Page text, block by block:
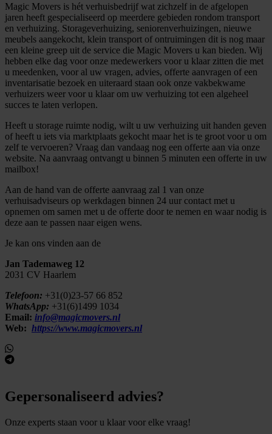
Magic Movers is hét verhuisbedrijf wat zichzelf in de afgelopen
jaren heeft gespecialiseerd op meerdere gebieden rondom transport
en verhuizing. Storageverhuizing, seniorenverhuizingen, nieuwe
meubels aangekocht, klein transport of ontruimingen dit is nog maar
een kleine greep uit de service die Magic Movers u kan bieden. Wij
hebben elke dag voor onze medewerkers voor u klaar zitten die met
u meedenken, voor al uw vragen, advies, offerte aanvragen of een
inventarisatie bezoek en uiteraard staan ook onze vakbekwame
verhuizers weer voor u klaar om uw verhuizing tot een algeheel
succes te laten verlopen.
Heeft u storage ruimte nodig, wilt u uw verhuizing uit handen geven
of heeft u iets via marktplaats gekocht maar het is te groot voor u om
zelf te vervoeren? Vraag dan vandaag nog een offerte aan via onze
website. Na aanvraag ontvangt u binnen 5 minuten een offerte in uw
mailbox!
Aan de hand van de offerte aanvraag zal 1 van onze
verhuisadviseurs op werkdagen binnen 24 uur contact met u
opnemen om samen met u de offerte door te nemen en waar nodig is
deze aan te passen naar eigen wens.
Je kan ons vinden aan de
Jan Tademaweg 12
2031 CV Haarlem
Telefoon: +31(0)23-57 66 852
WhatsApp: +31(6)1499 1034
Email: info@magicmovers.nl
Web: https://www.magicmovers.nl
Gepersonaliseerd advies?
Onze experts staan voor u klaar voor elke vraag!